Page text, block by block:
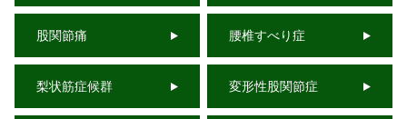
股関節痛 腰椎すべり症
梨状筋症候群 変形性股関節症